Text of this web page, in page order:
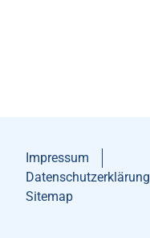
Impressum
Datenschutzerklärung
Sitemap